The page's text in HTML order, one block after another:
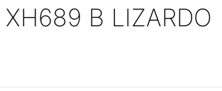
B LIZARDO